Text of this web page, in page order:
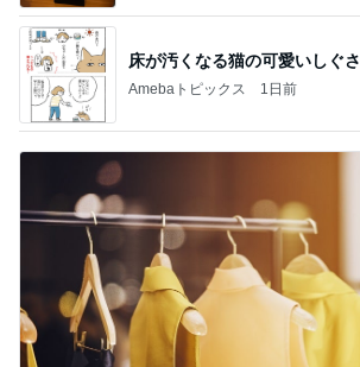
床が汚くなる猫の可愛いしぐさ
Amebaトピックス 1日前